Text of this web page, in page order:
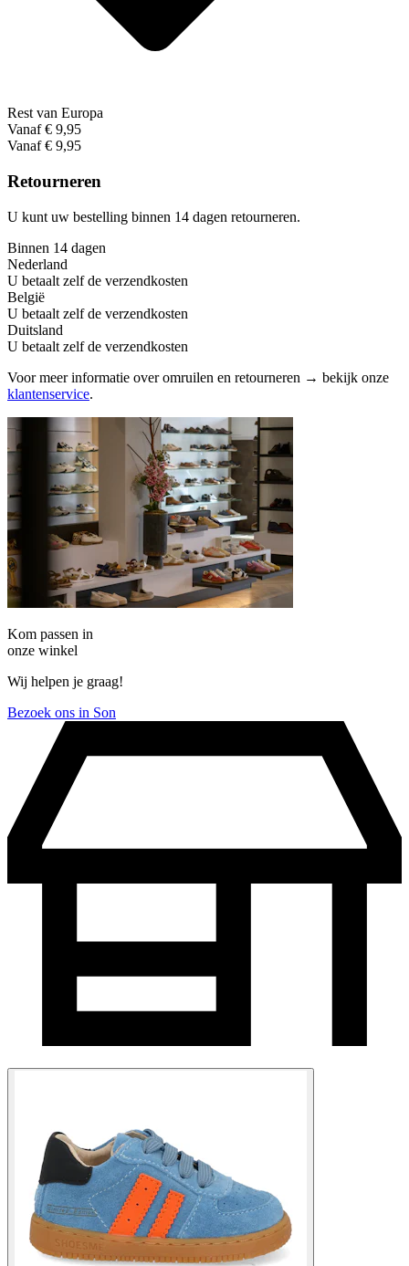
Rest van Europa
Vanaf € 9,95
Vanaf € 9,95
Retourneren
U kunt uw bestelling binnen 14 dagen retourneren.
Binnen 14 dagen
Nederland
U betaalt zelf de verzendkosten
België
U betaalt zelf de verzendkosten
Duitsland
U betaalt zelf de verzendkosten
Voor meer informatie over omruilen en retourneren → bekijk onze
klantenservice.
Kom passen in
onze winkel
Wij helpen je graag!
Bezoek ons in Son